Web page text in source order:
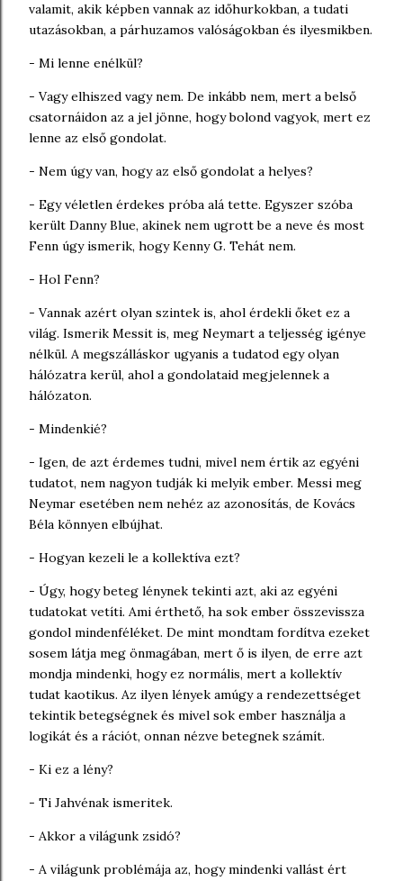
valamit, akik képben vannak az időhurkokban, a tudati
utazásokban, a párhuzamos valóságokban és ilyesmikben.
- Mi lenne enélkül?
- Vagy elhiszed vagy nem. De inkább nem, mert a belső
csatornáidon az a jel jönne, hogy bolond vagyok, mert ez
lenne az első gondolat.
- Nem úgy van, hogy az első gondolat a helyes?
- Egy véletlen érdekes próba alá tette. Egyszer szóba
került Danny Blue, akinek nem ugrott be a neve és most
Fenn úgy ismerik, hogy Kenny G. Tehát nem.
- Hol Fenn?
- Vannak azért olyan szintek is, ahol érdekli őket ez a
világ. Ismerik Messit is, meg Neymart a teljesség igénye
nélkül. A megszálláskor ugyanis a tudatod egy olyan
hálózatra kerül, ahol a gondolataid megjelennek a
hálózaton.
- Mindenkié?
- Igen, de azt érdemes tudni, mivel nem értik az egyéni
tudatot, nem nagyon tudják ki melyik ember. Messi meg
Neymar esetében nem nehéz az azonosítás, de Kovács
Béla könnyen elbújhat.
- Hogyan kezeli le a kollektíva ezt?
- Úgy, hogy beteg lénynek tekinti azt, aki az egyéni
tudatokat vetíti. Ami érthető, ha sok ember összevissza
gondol mindenféléket. De mint mondtam fordítva ezeket
sosem látja meg önmagában, mert ő is ilyen, de erre azt
mondja mindenki, hogy ez normális, mert a kollektív
tudat kaotikus. Az ilyen lények amúgy a rendezettséget
tekintik betegségnek és mivel sok ember használja a
logikát és a rációt, onnan nézve betegnek számít.
- Ki ez a lény?
- Ti Jahvénak ismeritek.
- Akkor a világunk zsidó?
- A világunk problémája az, hogy mindenki vallást ért